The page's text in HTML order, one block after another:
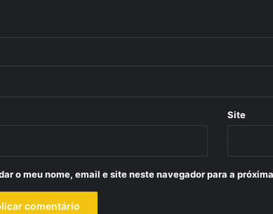
Site
o meu nome, email e site neste navegador para a